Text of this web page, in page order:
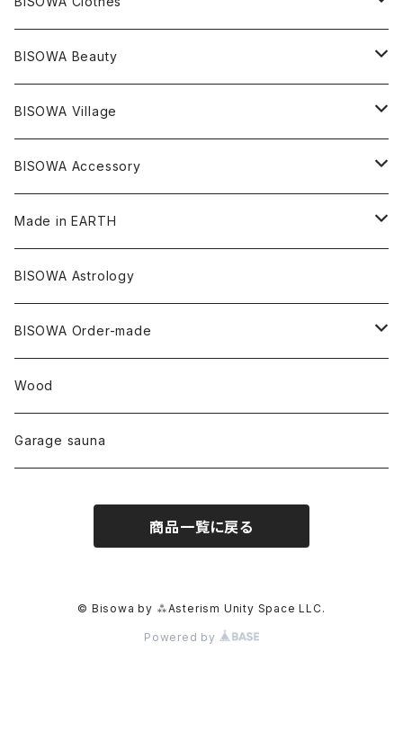
ツインソウル
メタモルフォーゼス
クォーツインクォーツ
ガーデンクォーツ
デュモルチェライト
タンザナイト
ムーンストーン
ルチルクォーツ
中国
アメリカ
Others
サンキャッチャー
ヘアアクセサリー
イヤリング
キーホルダー
オーガニックコットン
オーガニックコットン
ヘンプコットン
leggings
ヘンプ
オーガニックコットン
Others
ヘンプ
オーガニックコットン
Underwear
宇佐美聖子
Niceness Music
浄化アイテム
Cosmic Hemp 麻炭
セージ
オラクルカード
キャンドル
HAZE 和蝋燭
縁キャンドル
陶器
大蝶恵美子
Tomoko Uemura Art 麻炭陶器
Cosmic hemp
YUGEN GLASS
others
foods
麻
絹
Others
オーガニックコットン
バンブー
オーガニックフリース
BISOWA Beauty
ヘンプオイル
BISOWA Village
Bisowa Club Room
BISOWA Accessory
ヘアゴム
宇佐美聖子
Made in EARTH
Misakubo Japan
碧-AOI-の松葉天然酵母パン
Uwajima Japan
BISOWA Astrology
BISOWA Order-made
∞Seiko Usami∞
Wood
Garage sauna
商品一覧に戻る
© Bisowa by ⁂Asterism Unity Space LLC.
Powered by